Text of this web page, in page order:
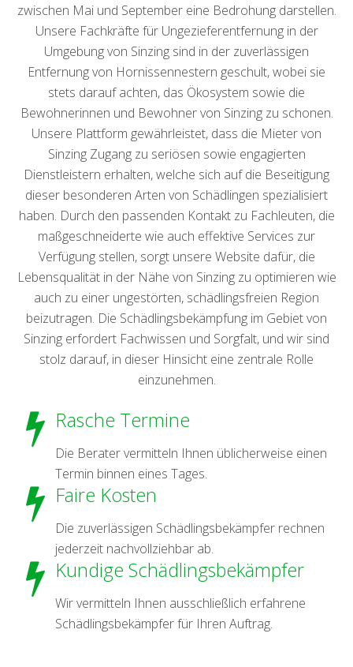
zwischen Mai und September eine Bedrohung darstellen.
Unsere Fachkräfte für Ungezieferentfernung in der
Umgebung von Sinzing sind in der zuverlässigen
Entfernung von Hornissennestern geschult, wobei sie
stets darauf achten, das Ökosystem sowie die
Bewohnerinnen und Bewohner von Sinzing zu schonen.
Unsere Plattform gewährleistet, dass die Mieter von
Sinzing Zugang zu seriösen sowie engagierten
Dienstleistern erhalten, welche sich auf die Beseitigung
dieser besonderen Arten von Schädlingen spezialisiert
haben. Durch den passenden Kontakt zu Fachleuten, die
maßgeschneiderte wie auch effektive Services zur
Verfügung stellen, sorgt unsere Website dafür, die
Lebensqualität in der Nähe von Sinzing zu optimieren wie
auch zu einer ungestörten, schädlingsfreien Region
beizutragen. Die Schädlingsbekämpfung im Gebiet von
Sinzing erfordert Fachwissen und Sorgfalt, und wir sind
stolz darauf, in dieser Hinsicht eine zentrale Rolle
einzunehmen.
Rasche Termine
Die Berater vermitteln Ihnen üblicherweise einen
Termin binnen eines Tages.
Faire Kosten
Die zuverlässigen Schädlingsbekämpfer rechnen
jederzeit nachvollziehbar ab.
Kundige Schädlingsbekämpfer
Wir vermitteln Ihnen ausschließlich erfahrene
Schädlingsbekämpfer für Ihren Auftrag.